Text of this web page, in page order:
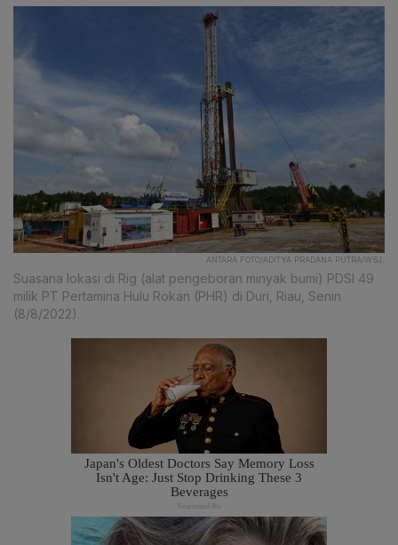
ANTARA FOTO/ADITYA PRADANA PUTRA/WSJ.
Suasana lokasi di Rig (alat pengeboran minyak bumi) PDSI 49
milik PT Pertamina Hulu Rokan (PHR) di Duri, Riau, Senin
(8/8/2022).